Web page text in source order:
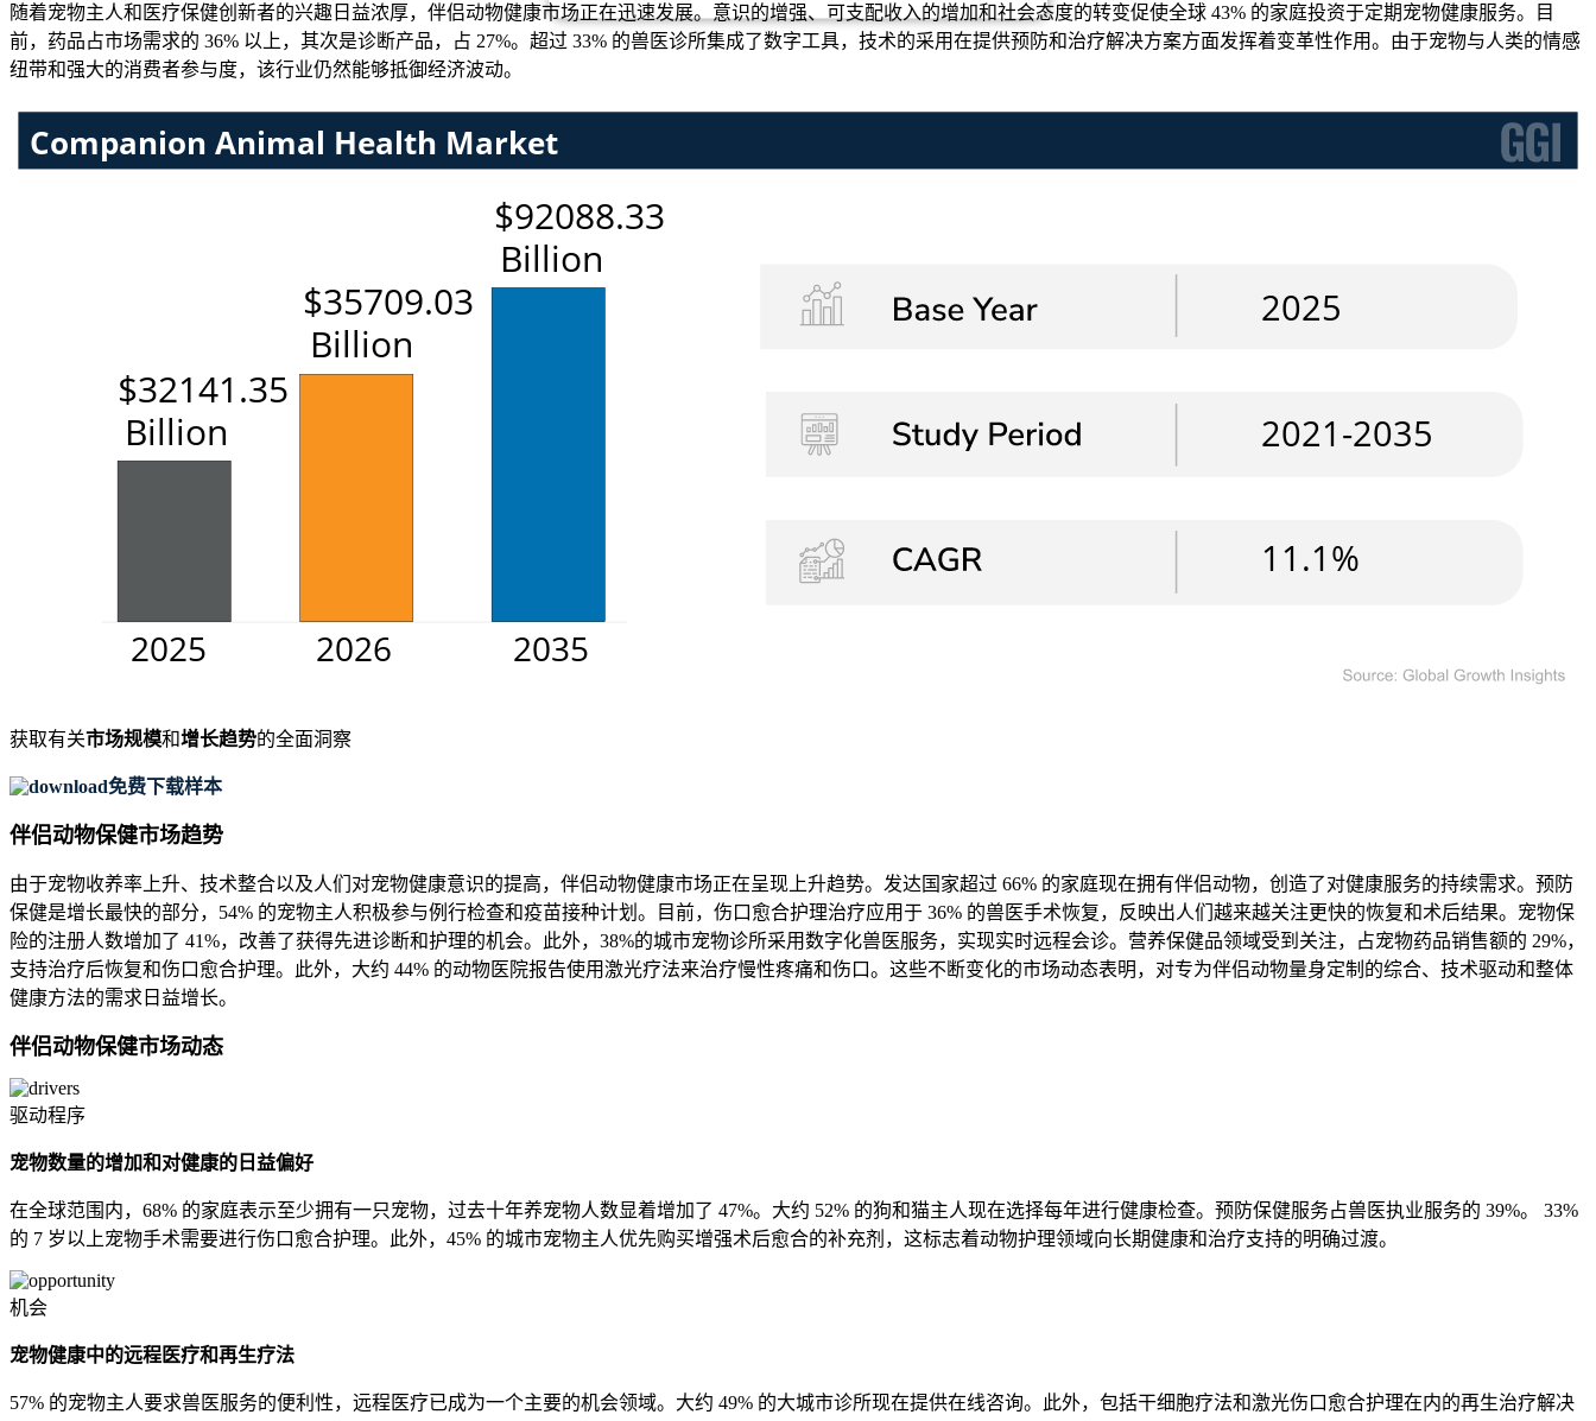
随着宠物主人和医疗保健创新者的兴趣日益浓厚，伴侣动物健康市场正在迅速发展。意识的增强、可支配收入的增加和社会态度的转变促使全球 43% 的家庭投资于定期宠物健康服务。目
前，药品占市场需求的 36% 以上，其次是诊断产品，占 27%。超过 33% 的兽医诊所集成了数字工具，技术的采用在提供预防和治疗解决方案方面发挥着变革性作用。由于宠物与人类的情感
纽带和强大的消费者参与度，该行业仍然能够抵御经济波动。
获取有关市场规模和增长趋势的全面洞察
免费下载样本
伴侣动物保健市场趋势
由于宠物收养率上升、技术整合以及人们对宠物健康意识的提高，伴侣动物健康市场正在呈现上升趋势。发达国家超过 66% 的家庭现在拥有伴侣动物，创造了对健康服务的持续需求。预防
保健是增长最快的部分，54% 的宠物主人积极参与例行检查和疫苗接种计划。目前，伤口愈合护理治疗应用于 36% 的兽医手术恢复，反映出人们越来越关注更快的恢复和术后结果。宠物保
险的注册人数增加了 41%，改善了获得先进诊断和护理的机会。此外，38%的城市宠物诊所采用数字化兽医服务，实现实时远程会诊。营养保健品领域受到关注，占宠物药品销售额的 29%，
支持治疗后恢复和伤口愈合护理。此外，大约 44% 的动物医院报告使用激光疗法来治疗慢性疼痛和伤口。这些不断变化的市场动态表明，对专为伴侣动物量身定制的综合、技术驱动和整体
健康方法的需求日益增长。
伴侣动物保健市场动态
驱动程序
宠物数量的增加和对健康的日益偏好
在全球范围内，68% 的家庭表示至少拥有一只宠物，过去十年养宠物人数显着增加了 47%。大约 52% 的狗和猫主人现在选择每年进行健康检查。预防保健服务占兽医执业服务的 39%。 33%
的 7 岁以上宠物手术需要进行伤口愈合护理。此外，45% 的城市宠物主人优先购买增强术后愈合的补充剂，这标志着动物护理领域向长期健康和治疗支持的明确过渡。
机会
宠物健康中的远程医疗和再生疗法
57% 的宠物主人要求兽医服务的便利性，远程医疗已成为一个主要的机会领域。大约 49% 的大城市诊所现在提供在线咨询。此外，包括干细胞疗法和激光伤口愈合护理在内的再生治疗解决